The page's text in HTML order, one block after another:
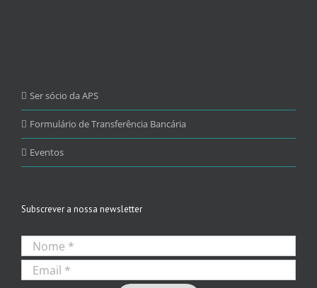
Ser sócio da APS
Formulário de Transferência Bancária
Eventos
Subscrever a nossa newsletter